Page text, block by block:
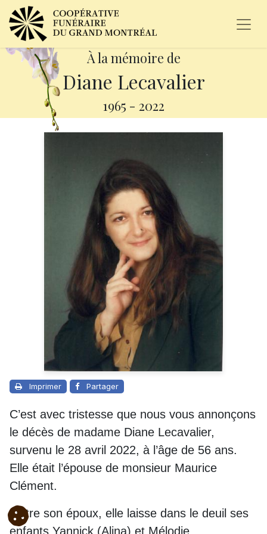
À la mémoire de
Diane Lecavalier
1965 - 2022
Imprimer Partager
C’est avec tristesse que nous vous annonçons
le décès de madame Diane Lecavalier,
survenu le 28 avril 2022, à l’âge de 56 ans.
Elle était l’épouse de monsieur Maurice
Clément.
Outre son époux, elle laisse dans le deuil ses
enfants Yannick (Alina) et Mélodie